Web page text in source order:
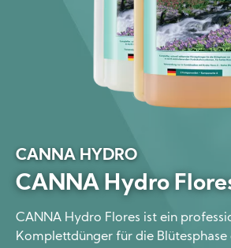
CANNA HYDRO
CANNA Hydro
CANNA Hydro Flores ist ein
Komplettdünger für die Blütesphase